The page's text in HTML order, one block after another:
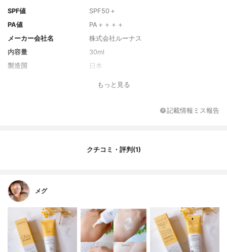
SPF値
SPF50＋
PA値
PA＋＋＋＋
メーカー会社名
株式会社ルーナス
内容量
30ml
製造国
日本
シクロペンタシロキサン、水、酸化亜鉛、
ー、（ビニルジメチコン/メチコンシルセス
キオキサン）クロスポリマー、リンゴ酸ジ
チン酸アスコルビルリン酸3Ｎａ、セラミド
ＮＰ、ヒアルロン酸Ｎａ、グリセリン、ジ
イソステアリン酸ポリグリセリル-2、ジエ
チルヘキサン酸ネオペンチルグリコール、
もっと見る
記載情報ミス報告
クチコミ・評判(1)
メグ